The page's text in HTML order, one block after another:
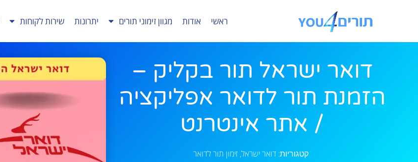
ראשי אודות מגוון זימוני תורים יתרונות שירות לקוחות
דואר ישראל תור בקליק –
הזמנת תור לדואר אפליקציה
/ אתר אינטרנט
קטגוריות: דואר ישראל, זימון תור לדואר